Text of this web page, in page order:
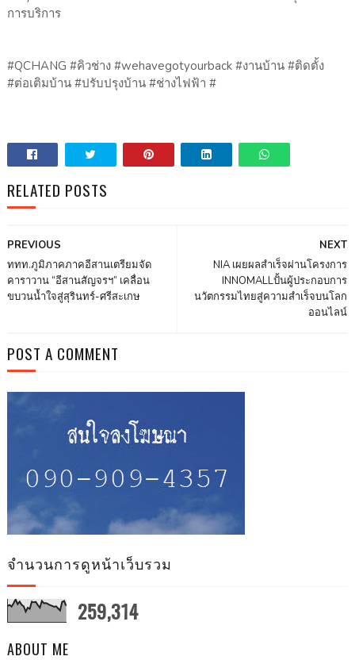
การบริการ
#QCHANG #คิวช่าง #wehavegotyourback #งานบ้าน #ติดตั้ง
#ต่อเติมบ้าน #ปรับปรุงบ้าน #ช่างไฟฟ้า #
RELATED POSTS
NEXT
NIA เผยผลสำเร็จผ่านโครงการ
INNOMALLปั้นผู้ประกอบการ
นวัตกรรมไทยสู่ความสำเร็จบนโลก
ออนไลน์
PREVIOUS
ททท.ภูมิภาคภาคอีสานเตรียมจัด
คาราวาน “อีสานสัญจรฯ” เคลื่อน
ขบวนน้ำใจสู่สุรินทร์-ศรีสะเกษ
POST A COMMENT
จำนวนการดูหน้าเว็บรวม
259,314
ABOUT ME